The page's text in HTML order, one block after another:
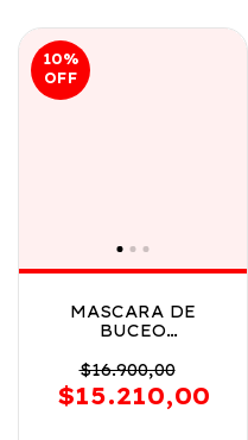
10%
OFF
MASCARA DE
BUCEO
MARVEL COD 7528 -
98023
$16.900,00
$15.210,00